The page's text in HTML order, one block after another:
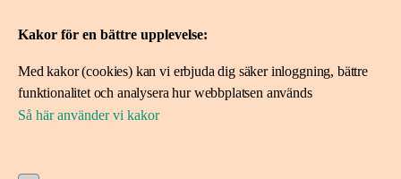
Projekt vi stöttat
Kakor för en bättre upplevelse:
Med kakor (cookies) kan vi erbjuda dig säker inloggning, bättre
funktionalitet och analysera hur webbplatsen används
Så här använder vi kakor